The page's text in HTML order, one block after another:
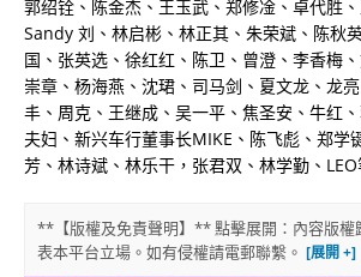
郭绍铨、陈金杰、王玉武、郑修凎、卓代胜
Sandy 刘、林启彬、林正其、朱荣斌、陈秋
国、张英选、徐红红、陈卫、曾澄、李香梅
崇章、杨海燕、沈珺、司马剑、夏文龙、龙
丰、周克、王继成、吴一平、焦圣安、牛红
夫妇、新兴车行董事长MIKE、陈飞彪、郑学
芳、林诗斌、林乐干，张君双、林学勤、LEO
**【版權及免責聲明】** 點擊展開：內容版權
表本平台立場。如有侵權請電郵聯繫。